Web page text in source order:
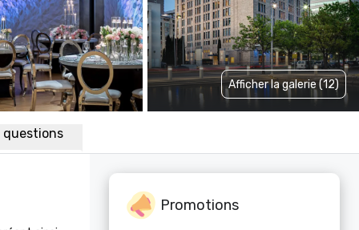
Afficher la galerie (12)
questions
Promotions